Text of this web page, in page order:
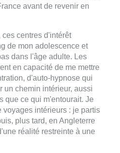
avant de revenir en
centres d'intérêt
de mon adolescence et
dans l'âge adulte. Les
en capacité de me mettre
d'auto-hypnose qui
un chemin intérieur, aussi
que ce qui m'entourait. Je
voyages intérieurs : je partis
plus tard, en Angleterre
réalité restreinte à une